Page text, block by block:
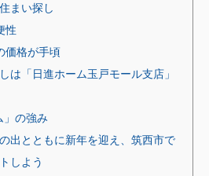
まい探し
性
価格が手頃
は「日進ホーム玉戸モール支店」
」の強み
出とともに新年を迎え、筑西市で
しよう